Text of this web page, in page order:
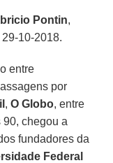
Pontin,
29-10-2018.
entre
por
, O Globo, entre
90, chegou a
fundadores da
Federal